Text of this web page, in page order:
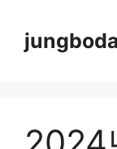
content